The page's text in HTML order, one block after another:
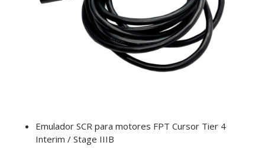
Emulador SCR para motores FPT Cursor Tier 4
Interim / Stage IIIB